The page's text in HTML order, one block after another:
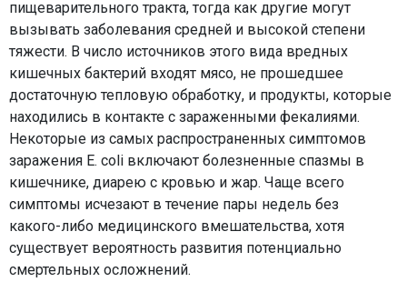
пищеварительного тракта, тогда как другие могут
вызывать заболевания средней и высокой степени
тяжести. В число источников этого вида вредных
кишечных бактерий входят мясо, не прошедшее
достаточную тепловую обработку, и продукты, которые
находились в контакте с зараженными фекалиями.
Некоторые из самых распространенных симптомов
заражения E. coli включают болезненные спазмы в
кишечнике, диарею с кровью и жар. Чаще всего
симптомы исчезают в течение пары недель без
какого-либо медицинского вмешательства, хотя
существует вероятность развития потенциально
смертельных осложнений.